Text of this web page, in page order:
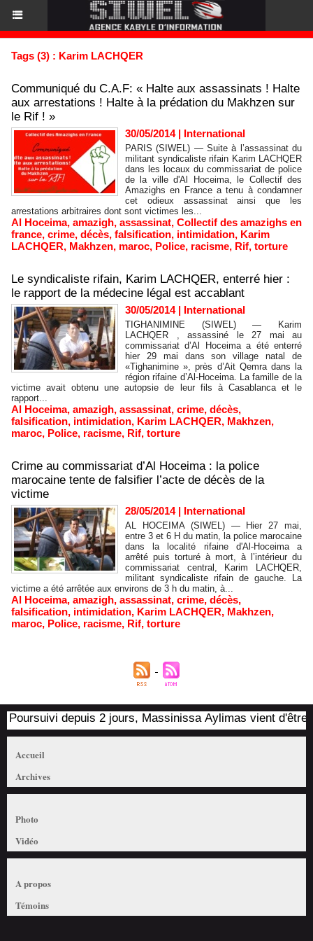
Tags (3) : Karim LACHQER
Communiqué du C.A.F: « Halte aux assassinats ! Halte
aux arrestations ! Halte à la prédation du Makhzen sur
le Rif ! »
30/05/2014| International
PARIS (SIWEL) — Suite à l’assassinat du
militant syndicaliste rifain Karim LACHQER
dans les locaux du commissariat de police
de la ville d'Al Hoceima, le Collectif des
Amazighs en France a tenu à condamner
cet odieux assassinat ainsi que les
arrestations arbitraires dont sont victimes les...
Al Hoceima, amazigh, assassinat, Collectif des amazighs en
france, crime, décès, falsification, intimidation, Karim
LACHQER, Makhzen, maroc, Police, racisme, Rif, torture
Le syndicaliste rifain, Karim LACHQER, enterré hier :
le rapport de la médecine légal est accablant
30/05/2014| International
TIGHANIMINE (SIWEL) — Karim
LACHQER , assassiné le 27 mai au
commissariat d’Al Hoceima a été enterré
hier 29 mai dans son village natal de
«Tighanimine », près d’Ait Qemra dans la
région rifaine d’Al-Hoceima. La famille de la
victime avait obtenu une autopsie de leur fils à Casablanca et le
rapport...
Al Hoceima, amazigh, assassinat, crime, décès,
falsification, intimidation, Karim LACHQER, Makhzen,
maroc, Police, racisme, Rif, torture
Crime au commissariat d’Al Hoceima : la police
marocaine tente de falsifier l’acte de décès de la
victime
28/05/2014| International
AL HOCEIMA (SIWEL) — Hier 27 mai,
entre 3 et 6 H du matin, la police marocaine
dans la localité rifaine d'Al-Hoceima a
arrêté puis torturé à mort, à l’intérieur du
commissariat central, Karim LACHQER,
militant syndicaliste rifain de gauche. La
victime a été arrêtée aux environs de 3 h du matin, à...
Al Hoceima, amazigh, assassinat, crime, décès,
falsification, intimidation, Karim LACHQER, Makhzen,
maroc, Police, racisme, Rif, torture
Poursuivi depuis 2 jours, Massinissa Aylimas vient d'être
Accueil
Archives
Photo
Vidéo
A propos
Témoins